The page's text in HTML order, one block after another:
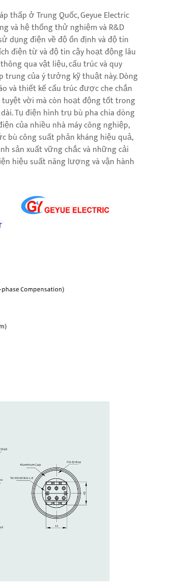
thấp ở Trung Quốc, Geyue Electric
và hệ thống thử nghiệm và R&D
dụng điện về độ ổn định và độ tin
điện từ và độ tin cậy hoạt động lâu
qua vật liệu, cấu trúc và quy
trung của ý tưởng kỹ thuật này. Dòng
và thiết kế cấu trúc được che chắn
vời mà còn hoạt động tốt trong
Tụ điện hình trụ bù pha chia dòng
của nhiều nhà máy công nghiệp,
bù công suất phản kháng hiệu quả,
sản xuất vững chắc và những cải
hiệu suất năng lượng và vận hành